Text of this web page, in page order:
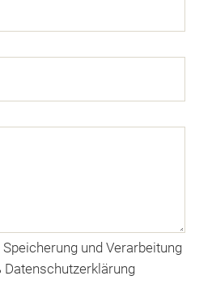
leer.
und Ver­ar­bei­tung